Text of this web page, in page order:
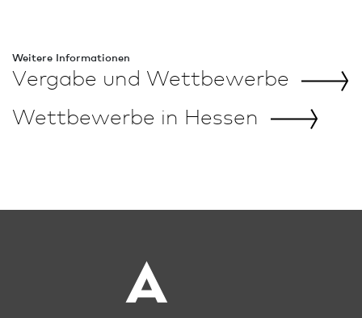
Weitere In­for­ma­tio­nen
Vergabe und Wettbewerbe
Wettbewerbe in Hessen